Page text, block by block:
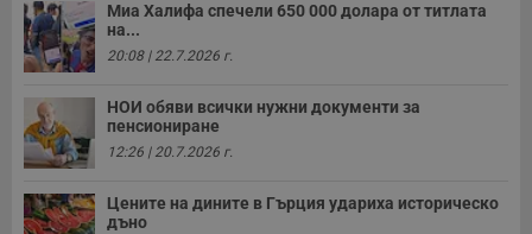
Миа Халифа спечели 650 000 долара от титлата
на...
20:08 | 22.7.2026 г.
НОИ обяви всички нужни документи за
пенсиониране
12:26 | 20.7.2026 г.
Цените на дините в Гърция удариха историческо
дъно